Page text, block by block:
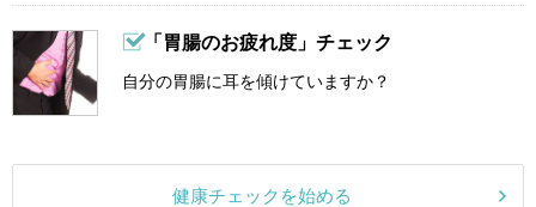
「胃腸のお疲れ度」チェック
自分の胃腸に耳を傾けていますか？
健康チェックを始める